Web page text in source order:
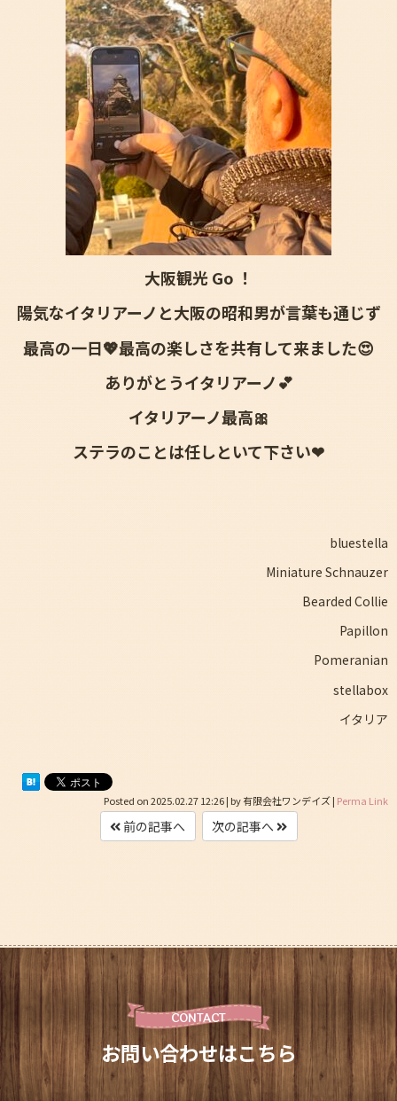
大阪観光 Go ！
陽気なイタリアーノと大阪の昭和男が言葉も通じず
最高の一日💖最高の楽しさを共有して来ました😍
ありがとうイタリアーノ💕
イタリアーノ最高🎀
ステラのことは任しといて下さい❤
bluestella
Miniature Schnauzer
Bearded Collie
Papillon
Pomeranian
stellabox
イタリア
Posted on2025.02.27 12:26| by有限会社ワンデイズ| Perma Link
前の記事へ 次の記事へ
CONTACT
お問い合わせはこちら